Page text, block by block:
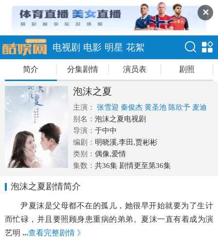
✕
电视剧 电影 明星 花絮
简介 分集剧情 演员表 剧照
泡沫之夏
主演： 张雪迎 秦俊杰 黄圣池 陈欣予 麦迪
娜
别名： 泡沫之夏电视剧
导演： 于中中
编剧： 明晓溪,李田,贾彬彬
类别： 偶像,爱情
集数： 共36集 剧情更至第36集
泡沫之夏剧情简介
尹夏沫是父母都不在的孤儿，她很早开始就要为了生计
而忙碌，并且要照顾身患重病的弟弟。夏沫一直有着成为演
艺明 ...查看完整剧情 》